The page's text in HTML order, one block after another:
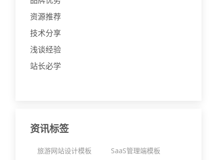
资源推荐
技术分享
浅谈经验
站长必学
资讯标签
旅游网站设计模板 SaaS管理端模板